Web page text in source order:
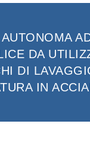
DA
DI
IN